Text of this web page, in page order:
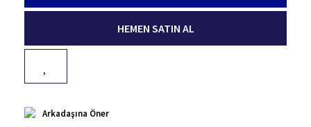
HEMEN SATIN AL
Arkadaşına Öner